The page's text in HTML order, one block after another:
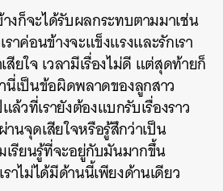
งก็จะได้รับผลกระทบตามมาเช่น
าค่อนข้างจะแข็งแรงและรักเรา
ยใจ เวลามีเรื่องไม่ดี แต่สุดท้ายก็
นี่เป็นข้อผิดพลาดของลูกสาว
วที่เรายังต้องแบกรับเรื่องราว
นจุดเสียใจหรือรู้สึกว่าเป็น
เรียนรู้ที่จะอยู่กับมันมากขึ้น
าไม่ได้มีด้านนี้เพียงด้านเดียว